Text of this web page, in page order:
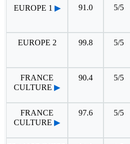
EUROPE 1 ▶ 91.0 5/5
EUROPE 2 99.8 5/5
FRANCE
CULTURE ▶
90.4 5/5
FRANCE
CULTURE ▶
97.6 5/5